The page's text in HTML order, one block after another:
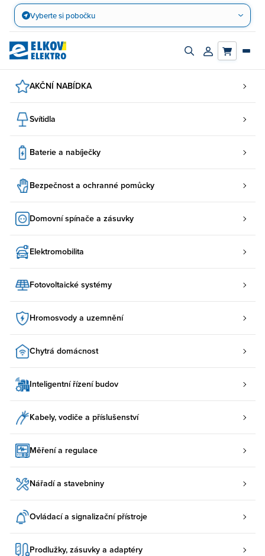
Přejít
obsah
Vyberte si pobočku
Zapnout/vypnout
Přihlásit/
AKČNÍ NABÍDKA
Svítidla
Baterie a nabíječky
Bezpečnost a ochranné pomůcky
Domovní spínače a zásuvky
Elektromobilita
Fotovoltaické systémy
Hromosvody a uzemnění
Chytrá domácnost
Inteligentní řízení budov
Kabely, vodiče a příslušenství
Měření a regulace
Nářadí a stavebniny
Ovládací a signalizační přístroje
Prodlužky, zásuvky a adaptéry